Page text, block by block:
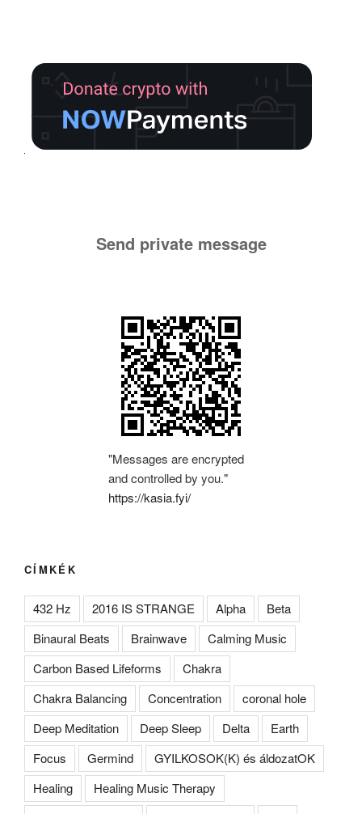
Send private message
"Messages are encrypted
and controlled by you."
https://kasia.fyi/
CÍMKÉK
432 Hz 2016 IS STRANGE Alpha
Beta
Binaural Beats
Brainwave
Calming Music
Carbon Based Lifeforms
Chakra
Chakra Balancing
Concentration
coronal hole
Deep Meditation
Deep Sleep Delta
Earth
Focus
Germind
GYILKOSOK(K) és áldozatOK
Healing
Healing Music Therapy